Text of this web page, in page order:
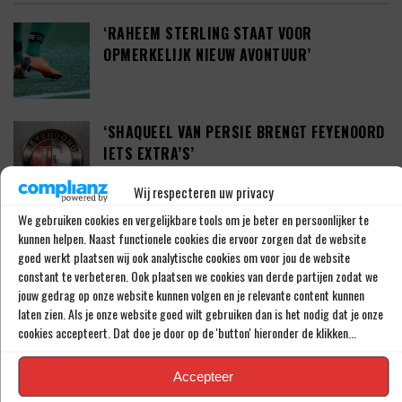
Wij respecteren uw privacy
We gebruiken cookies en vergelijkbare tools om je beter en persoonlijker te
kunnen helpen. Naast functionele cookies die ervoor zorgen dat de website
goed werkt plaatsen wij ook analytische cookies om voor jou de website
constant te verbeteren. Ook plaatsen we cookies van derde partijen zodat we
jouw gedrag op onze website kunnen volgen en je relevante content kunnen
laten zien. Als je onze website goed wilt gebruiken dan is het nodig dat je onze
cookies accepteert. Dat doe je door op de 'button' hieronder de klikken...
Accepteer
‘RAHEEM STERLING STAAT VOOR
OPMERKELIJK NIEUW AVONTUUR’
‘SHAQUEEL VAN PERSIE BRENGT FEYENOORD
IETS EXTRA’S’
DEFINITIEF: IN-BEOM HWANG ZET LOOPBAAN
VOORT BIJ FC PORTO
‘CRYSENSIO SUMMERVILLE DICHT BIJ